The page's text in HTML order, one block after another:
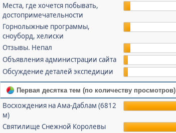
Места, где хочется побывать,
достопримечательности
Горнолыжные программы,
сноуборд, хелиски
Отзывы. Непал
Объявления администрации сайта
Обсуждение деталей экспедиции
Первая десятка тем (по количеству просмотров)
Восхождения на Ама-Даблам (6812
м)
Святилище Снежной Королевы